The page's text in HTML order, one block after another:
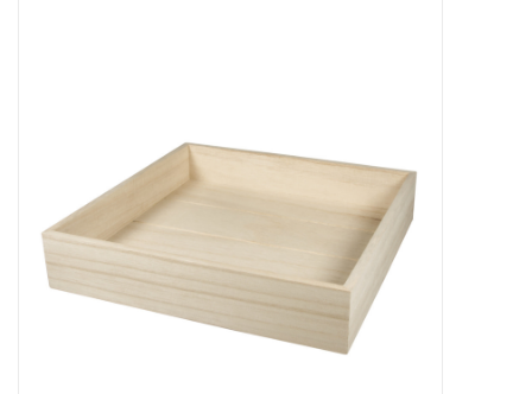
Fournitures bricolage
Bois